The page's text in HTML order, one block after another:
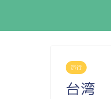
旅行
台湾